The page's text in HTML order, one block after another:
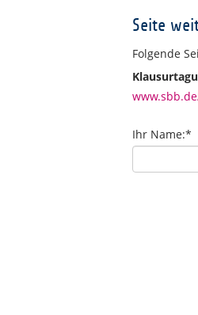
Seite
Folgende
Ihr Name:*